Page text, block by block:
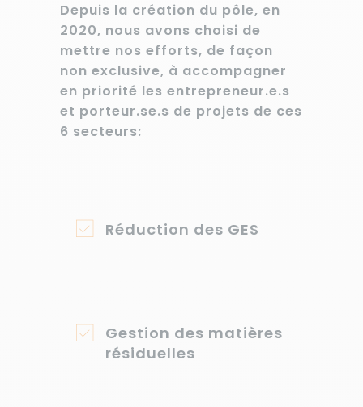
Depuis la création du pôle, en
2020, nous avons choisi de
mettre nos efforts, de façon
non exclusive, à accompagner
en priorité les entrepreneur.e.s
et porteur.se.s de projets de ces
6 secteurs:
Réduction des GES
Gestion des matières
résiduelles